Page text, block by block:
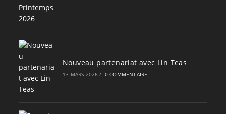
Nouveau partenariat avec Lin Teas
13 MARS 2026 / 0 COMMENTAIRE